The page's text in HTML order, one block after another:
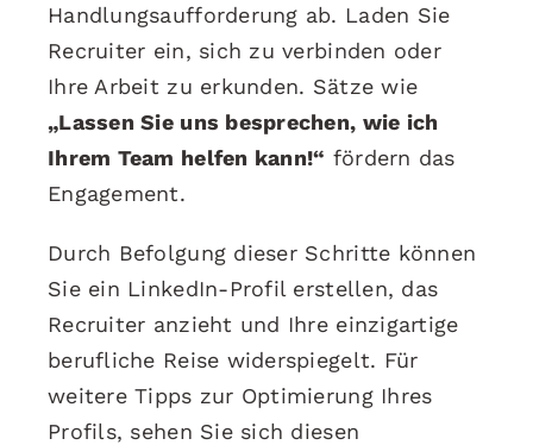
Handlungsaufforderung ab. Laden Sie
Recruiter ein, sich zu verbinden oder
Ihre Arbeit zu erkunden. Sätze wie
„Lassen Sie uns besprechen, wie ich
Ihrem Team helfen kann!“ fördern das
Engagement.
Durch Befolgung dieser Schritte können
Sie ein LinkedIn-Profil erstellen, das
Recruiter anzieht und Ihre einzigartige
berufliche Reise widerspiegelt. Für
weitere Tipps zur Optimierung Ihres
Profils, sehen Sie sich diesen